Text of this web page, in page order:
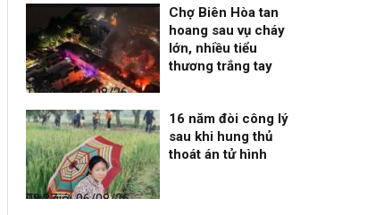
Thời sự
06/08/26, 12:30
Chợ Biên Hòa tan
hoang sau vụ cháy
lớn, nhiều tiểu
thương trắng tay
Thế giới
06/08/26, 08:27
16 năm đòi công lý
sau khi hung thủ
thoát án tử hình